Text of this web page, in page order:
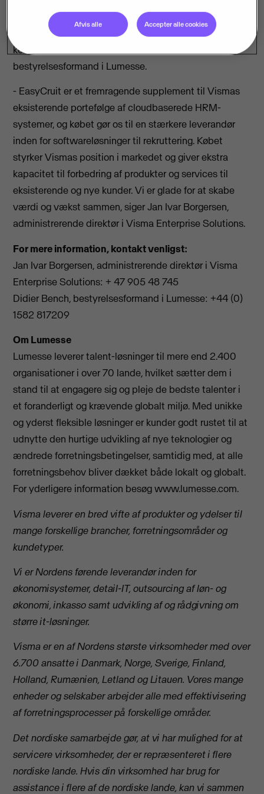
og eksisterende EasyCruit-kunder. Samtidig giver det
Lumesse mulighed for at fokusere på
kerneforretningen, siger Didier Bench,
bestyrelsesformand i Lumesse.
- EasyCruit er et fremragende supplement til Vismas
eksisterende portefølge af cloudbaserede HRM-
systemer, og købet gør os til en stærkere leverandør
inden for softwareløsninger til rekruttering. Købet
styrker Vismas position i markedet og giver ekstra
kapacitet til forbedring af produkter og services til
eksisterende og nye kunder. Vi er glade for at skabe
værdi og vækst sammen, siger Jan Ivar Borgersen,
administrerende direktør i Visma Enterprise Solutions.
For mere information, kontakt venligst:
Jan Ivar Borgersen, administrerende direktør i Visma
Enterprise Solutions: + 47 905 48 745
Didier Bench, bestyrelsesformand i Lumesse: +44 (0)
1582 817209
Om Lumesse
Lumesse leverer talent-løsninger til mere end 2.400
organisationer i over 70 lande, hvilket sætter dem i
stand til at engagere sig og pleje de bedste talenter i
et foranderligt og krævende globalt miljø. Med unikke
og yderst fleksible løsninger er kunder godt rustet til at
udnytte den hurtige udvikling af nye teknologier og
ændrede forretningsbetingelser, samtidig med, at alle
forretningsbehov bliver dækket både lokalt og globalt.
For yderligere information besøg www.lumesse.com.
Visma leverer en bred vifte af produkter og ydelser til
mange forskellige brancher, forretningsområder og
kundetyper.
Vi er Nordens førende leverandør inden for
økonomisystemer, detail-IT, outsourcing af løn- og
økonomi, inkasso samt udvikling af og rådgivning om
større it-løsninger.
Visma er en af Nordens største virksomheder med over
6.700 ansatte i Danmark, Norge, Sverige, Finland,
Holland, Rumænien, Letland og Litauen. Vores mange
enheder og selskaber arbejder alle med effektivisering
af forretningsprocesser på forskellige områder.
Det nordiske samarbejde gør, at vi har mulighed for at
servicere virksomheder, der er repræsenteret i flere
nordiske lande. Hvis din virksomhed har brug for
assistance i flere af de nordiske lande, kan vi sammen
Afvis alle Accepter alle cookies